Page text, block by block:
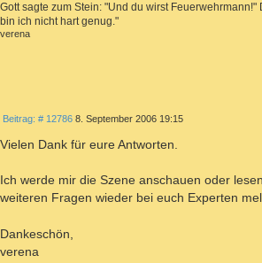
Gott sagte zum Stein: "Und du wirst Feuerwehrmann!"
bin ich nicht hart genug."
verena
Beitrag: # 12786Beitrag
8. September 2006 19:15
Vielen Dank für eure Antworten.
Ich werde mir die Szene anschauen oder
weiteren Fragen wieder bei euch Experten
Dankeschön,
verena